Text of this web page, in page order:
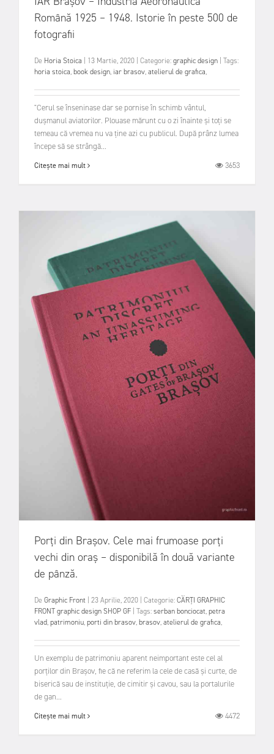
Română 1925 – 1948. Istorie în peste 500 de
fotografii
De Horia Stoica 13 Martie, 2020 Categorie:graphic design Tags:
horia stoica,book design, iar brasov,atelierul de grafica,
"Cerul se înseninase dar se pornise în schimb vântul,
dușmanul aviatorilor. Plouase mărunt cu o zi înainte și toți se
temeau că vremea nu va ține azi cu publicul. După prânz lumea
începe să se strângă...
Citește mai mult 3653
Porți din Brașov. Cele mai frumoase porți
vechi din oraș – disponibilă în două variante
de pânză.
De Graphic Front 23 Aprilie, 2020 Categorie:CĂRȚI GRAPHIC
FRONTgraphic designSHOP GF Tags:serban bonciocat,petra
vlad,patrimoniu,porti din brasov,brasov,atelierul de grafica,
Un exemplu de patrimoniu aparent neim­portant este cel al
porţilor din Braşov, fie că ne referim la cele de casă şi curte, de
biserică sau de instituţie, de cimitir şi cavou, sau la portalurile
de gan...
Citește mai mult 4472